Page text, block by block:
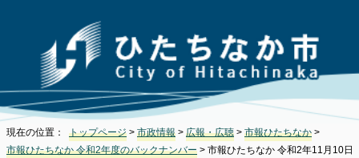
現在の位置： トップページ > 市政情報 > 広報・広聴 > 市報ひたちなか >
市報ひたちなか 令和2年度のバックナンバー > 市報ひたちなか 令和2年11月10日